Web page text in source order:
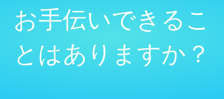
お手伝いできるこ
とはありますか？